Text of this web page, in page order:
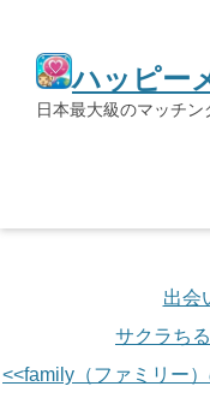
ハッピー
日本最大級のマッチン
出会
サクラち
<<family（ファミリー